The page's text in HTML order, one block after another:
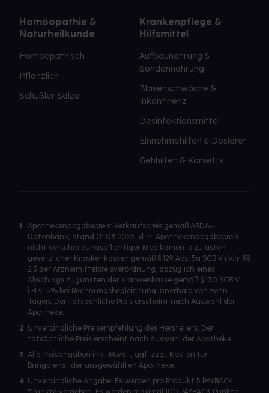
Homöopathie &
Naturheilkunde
Homöopathisch
Pflanzlich
Schüßler Salze
Krankenpflege &
Hilfsmittel
Aufbaunahrung &
Sondennahrung
Blasenschwäche &
Inkontinenz
Desinfektionsmittel
Einnehmehilfen & Dosierer
Gehhilfen & Korsetts
1
Apothekenabgabepreis: Verkaufspreis gemäß ABDA-
Datenbank, Stand 01.08.2026, d. h. Apothekenabgabepreis
nicht verschreibungspflichtiger Medikamente zulasten
gesetzlicher Krankenkassen gemäß § 129 Abs. 5a SGB V i.V.m §§
2,3 der Arzneimittelpreisverordnung, abzüglich eines
Abschlags zugunsten der Krankenkasse gemäß § 130 SGB V
i.H.v. 5% bei Rechnungsbegleichung innerhalb von zehn
Tagen. Der tatsächliche Preis erscheint nach Auswahl der
Apotheke.
2 Unverbindliche Preisempfehlung des Herstellers. Der
tatsächliche Preis erscheint nach Auswahl der Apotheke.
3 Alle Preisangaben inkl. MwSt., ggf. zzgl. Kosten für
Bringdienst der ausgewählten Apotheke.
4 Unverbindliche Angabe. Es werden pro Produkt 5 PAYBACK